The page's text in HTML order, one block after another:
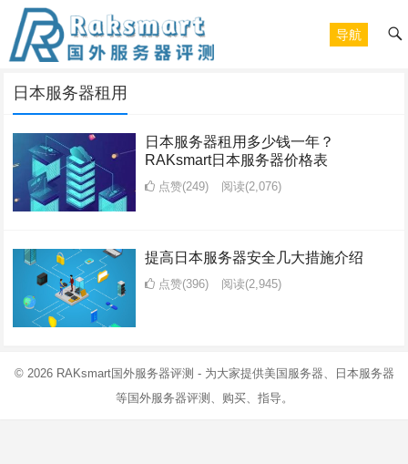
导航
日本服务器租用
日本服务器租用多少钱一年？
RAKsmart日本服务器价格表
点赞(249) 阅读(2,076)
提高日本服务器安全几大措施介绍
点赞(396) 阅读(2,945)
© 2026 RAKsmart国外服务器评测 - 为大家提供美国服务器、日本服务器
等国外服务器评测、购买、指导。